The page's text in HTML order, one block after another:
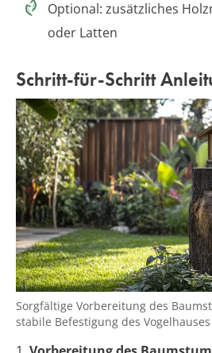
Optional: zusätzliches
oder Latten
Schritt-für-Schritt
Sorgfältige Vorbereitung des
stabile Befestigung des Vogelhauses